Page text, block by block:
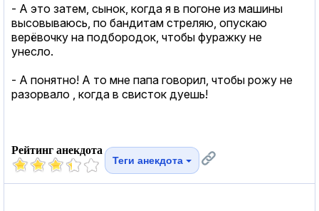
- А это затем, сынок, когда я в погоне из машины
высовываюсь, по бандитам стреляю, опускаю
верёвочку на подбородок, чтобы фуражку не
унесло.
- А понятно! А то мне папа говорил, чтобы рожу не
разорвало , когда в свисток дуешь!
Рейтинг анекдота
Теги анекдота